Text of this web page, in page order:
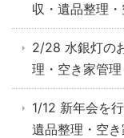
収・遺品整理
2/28 水銀灯の
理・空き家管
1/12 新年会を
遺品整理・空